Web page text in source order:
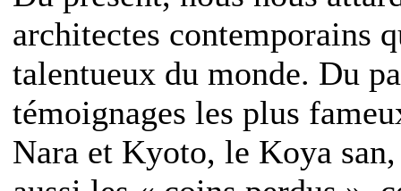
architectes contemporains
talentueux du monde. Du
témoignages les plus
Nara et Kyoto, le Koya